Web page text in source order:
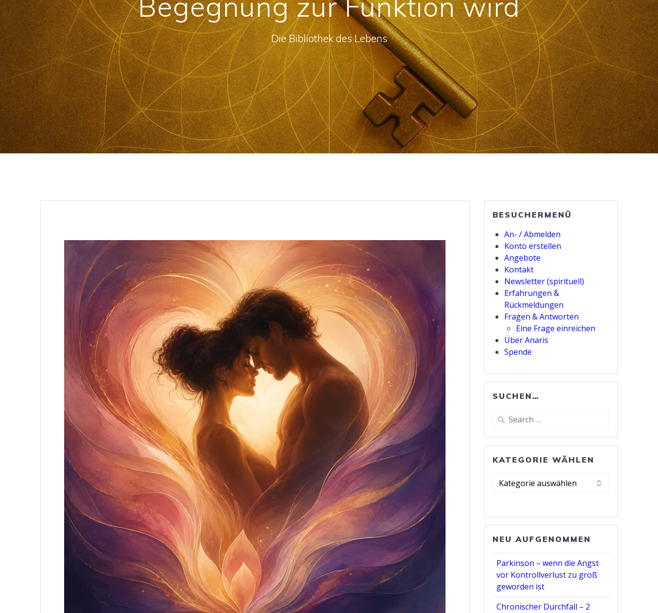
Die Bibliothek des Lebens
BESUCHERMENÜ
An- / Abmelden
Konto erstellen
Angebote
Kontakt
Newsletter (spirituell)
Erfahrungen &
Rückmeldungen
Fragen & Antworten
Eine Frage einreichen
Über Anaris
Spende
SUCHEN…
Search
KATEGORIE WÄHLEN
Kategorie
NEU AUFGENOMMEN
Parkinson – wenn die Angst
vor Kontrollverlust zu groß
geworden ist
Chronischer Durchfall – 2